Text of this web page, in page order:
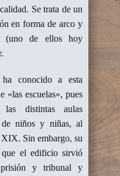
Se trata de un
en forma de arco y
(uno de ellos hoy
conocido a esta
«las escuelas», pues
distintas aulas
de niños y niñas, al
Sin embargo, su
el edificio sirvió
y tribunal y